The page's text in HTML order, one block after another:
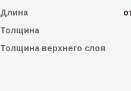
Длина
Толщина
Толщина верхнего слоя